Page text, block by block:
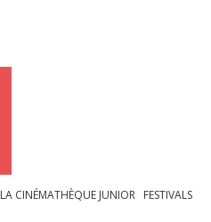
LA CINÉMATHÈQUE JUNIOR FESTIVALS